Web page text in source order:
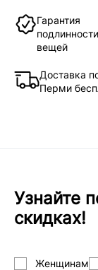
Гарантия
подлинности
вещей
Доставка
Перми
Узнайте
скидках!
Женщинам